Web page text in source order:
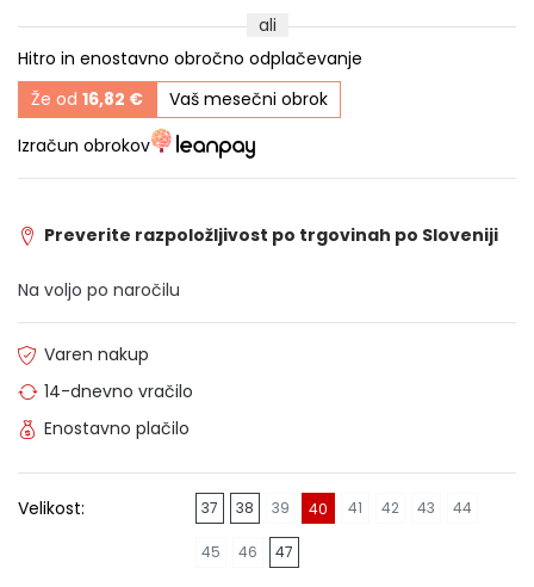
ali
Hitro in enostavno obročno odplačevanje
Že od 16,82 €
Vaš mesečni obrok
Izračun obrokov
Preverite razpoložljivost po trgovinah po Sloveniji
Na voljo po naročilu
Varen nakup
14-dnevno vračilo
Enostavno plačilo
Velikost: 37 38 39 40 41 42 43 44
45 46 47